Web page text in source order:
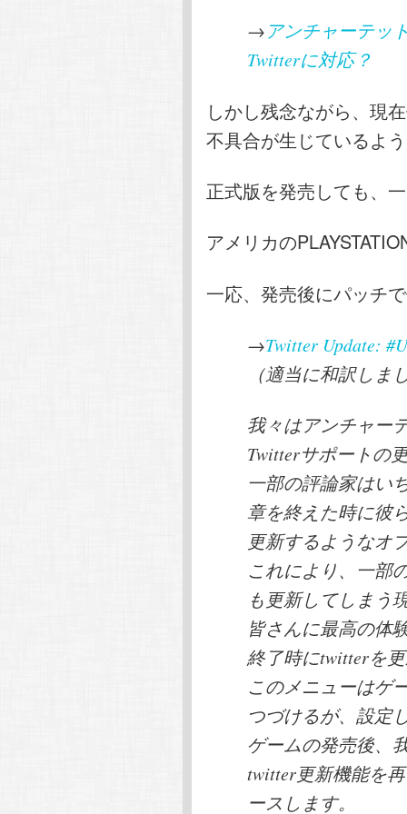
→ アンチャーテッ
Twitterに対応？
しかし残念ながら、現
不具合が生じているよ
正式版を発売しても、
アメリカの
一応、発売後にパッチ
→Twitter Update:
（適当に和訳しま
我々はアンチャー
Twitterサポートの
一部の評論家はい
章を終えた時に彼
更新するようなオ
これにより、一部
も更新してしまう
皆さんに最高の体
終了時にtwitterを
このメニューはゲ
つづけるが、設定
ゲームの発売後、
twitter更新機能を
ースします。